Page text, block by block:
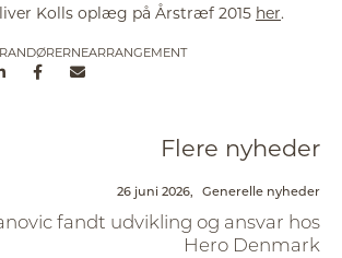
Kolls oplæg på Årstræf 2015 her.
Flere nyheder
26 juni 2026, Generelle nyheder
fandt udvikling og ansvar hos
Hero Denmark